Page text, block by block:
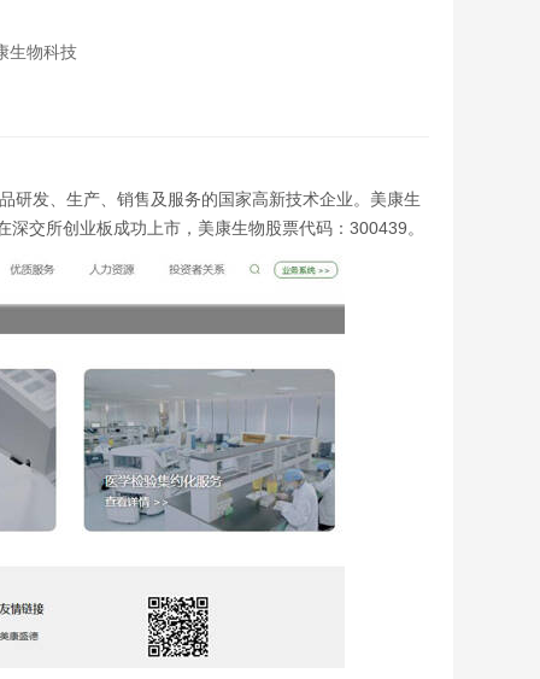
生物科技
研发、生产、销售及服务的国家高新技术企业。美康生
交所创业板成功上市，美康生物股票代码：300439。